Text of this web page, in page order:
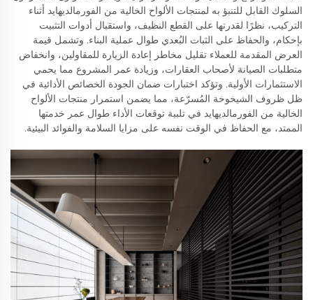
السلوك القابل للتنبؤ به لمنتجات الألواح الخالية من الفورمالديهايد أثناء
التركيب، نظرًا لقدرتها على القطع النظيف، واستقبال أدوات التثبيت
بإحكام، والحفاظ على الثبات البُعدي طوال عملية البناء. وتشمل قيمة
العرض المقدمة للعملاء تقليل مخاطر إعادة الزيارة للمقاولين، وانخفاض
متطلبات الصيانة لأصحاب العقارات، وزيادة عمر المشروع مما يحمي
الاستثمارات الأولية. وتؤكد اختبارات ضمان الجودة الخصائص الأدائية في
ظل ظروف الشيخوخة المُسرّعة، مما يضمن استمرار منتجات الألواح
الخالية من الفورمالديهايد في تلبية توقعات الأداء طوال عمر خدمتها
الممتد، مع الحفاظ في الوقت نفسه على مزايا السلامة والفوائد البيئية.